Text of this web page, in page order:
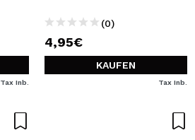
Tax Inb.
(0)
4,95€
KAUFEN
Tax Inb.